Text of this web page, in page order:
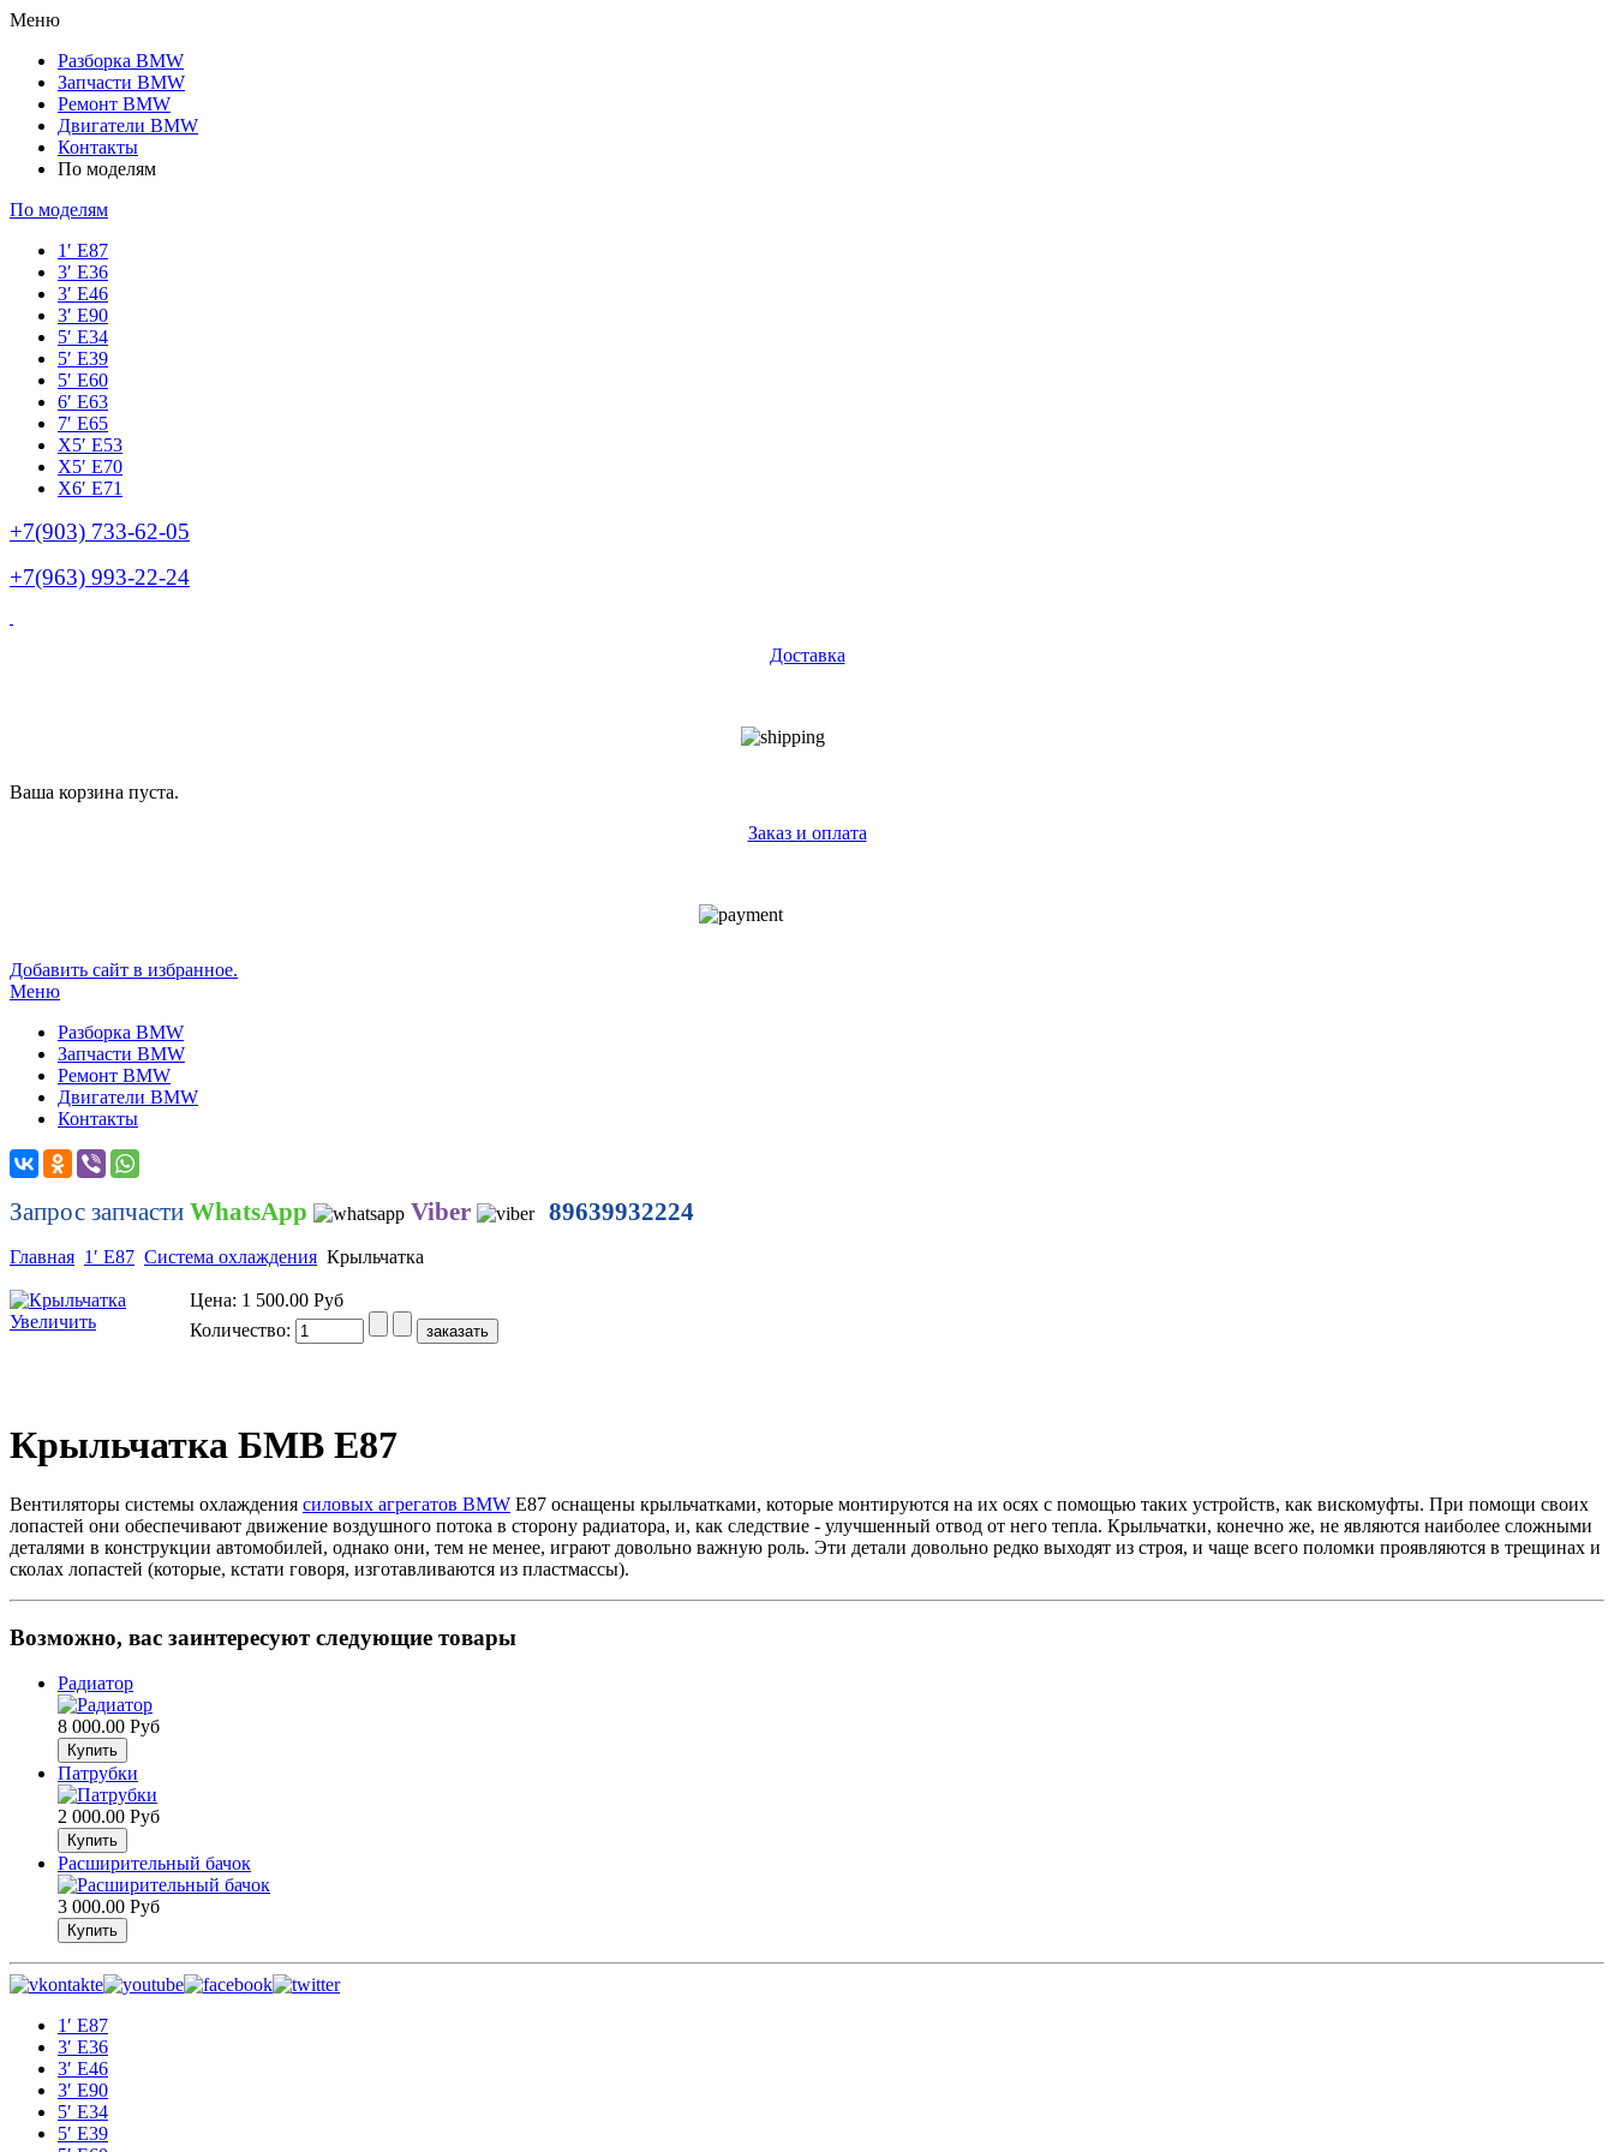
Меню
Разборка BMW
Запчасти BMW
Ремонт BMW
Двигатели BMW
Контакты
По моделям
По моделям
1′ E87
3′ E36
3′ E46
3′ E90
5′ E34
5′ E39
5′ E60
6′ E63
7′ E65
Х5′ E53
X5′ E70
X6′ E71
+7(903) 733-62-05
+7(963) 993-22-24
Доставка
Ваша корзина пуста.
Заказ и оплата
Добавить сайт в избранное.
Меню
Разборка BMW
Запчасти BMW
Ремонт BMW
Двигатели BMW
Контакты
Запрос запчасти WhatsApp Viber 89639932224
Главная 1′ E87 Система охлаждения Крыльчатка
Увеличить
Цена: 1 500.00 Руб
Количество:
Крыльчатка БМВ Е87
Вентиляторы системы охлаждения силовых агрегатов BMW E87 оснащены крыльчатками, которые монтируются на их осях с помощью таких устройств, как вискомуфты. При помощи своих
лопастей они обеспечивают движение воздушного потока в сторону радиатора, и, как следствие - улучшенный отвод от него тепла. Крыльчатки, конечно же, не являются наиболее сложными
деталями в конструкции автомобилей, однако они, тем не менее, играют довольно важную роль. Эти детали довольно редко выходят из строя, и чаще всего поломки проявляются в трещинах и
сколах лопастей (которые, кстати говоря, изготавливаются из пластмассы).
Возможно, вас заинтересуют следующие товары
Радиатор
8 000.00 Руб
Патрубки
2 000.00 Руб
Расширительный бачок
3 000.00 Руб
1′ E87
3′ E36
3′ E46
3′ E90
5′ E34
5′ E39